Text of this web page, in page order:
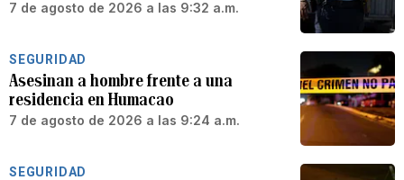
7 de agosto de 2026 a las 9:32 a.m.
SEGURIDAD
Asesinan a hombre frente a una
residencia en Humacao
7 de agosto de 2026 a las 9:24 a.m.
SEGURIDAD